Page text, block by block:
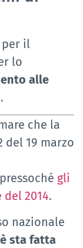
per il
lo
alle
.
che la
del 19 marzo
gli
2014.
nazionale
è sta fatta